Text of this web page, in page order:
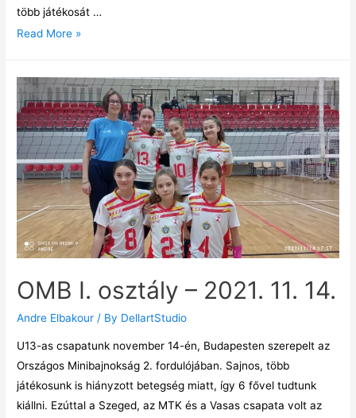
több játékosát …
Read More »
OMB I. osztály – 2021. 11. 14.
Andre Elbakour / By DellartStudio
U13-as csapatunk november 14-én, Budapesten szerepelt az
Országos Minibajnokság 2. fordulójában. Sajnos, több
játékosunk is hiányzott betegség miatt, így 6 fővel tudtunk
kiállni. Ezúttal a Szeged, az MTK és a Vasas csapata volt az